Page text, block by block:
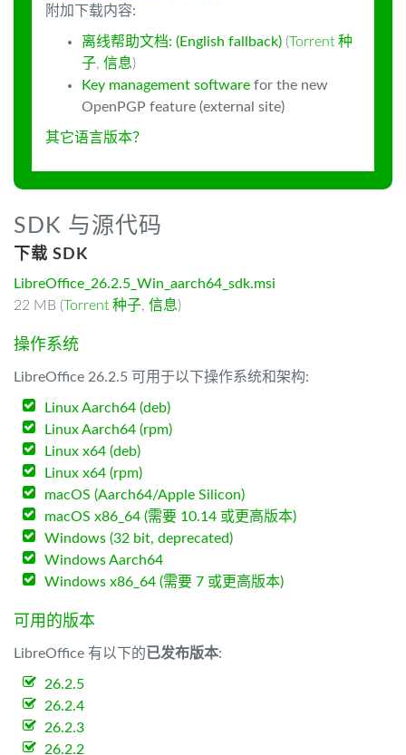
附加下载内容:
离线帮助文档: (English fallback) (Torrent 种
子, 信息)
Key management software for the new
OpenPGP feature (external site)
其它语言版本？
SDK 与源代码
下载 SDK
LibreOffice_26.2.5_Win_aarch64_sdk.msi
22 MB (Torrent 种子, 信息)
操作系统
LibreOffice 26.2.5 可用于以下操作系统和架构:
Linux Aarch64 (deb)
Linux Aarch64 (rpm)
Linux x64 (deb)
Linux x64 (rpm)
macOS (Aarch64/Apple Silicon)
macOS x86_64 (需要 10.14 或更高版本)
Windows (32 bit, deprecated)
Windows Aarch64
Windows x86_64 (需要 7 或更高版本)
可用的版本
LibreOffice 有以下的已发布版本:
26.2.5
26.2.4
26.2.3
26.2.2